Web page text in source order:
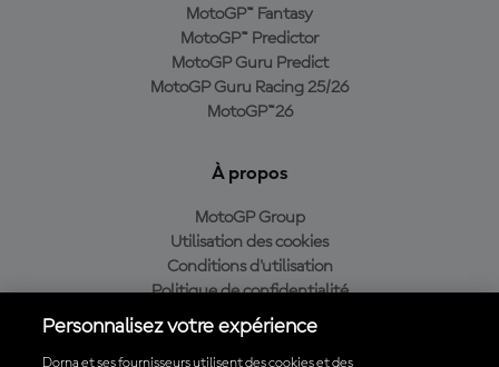
MotoGP™ Fantasy
MotoGP™ Predictor
MotoGP Guru Predict
MotoGP Guru Racing 25/26
MotoGP™26
À propos
MotoGP Group
Utilisation des cookies
Conditions d'utilisation
Politique de confidentialité
Politique d’achat
Personnalisez votre expérience
Dorna et ses fournisseurs utilisent des cookies et des